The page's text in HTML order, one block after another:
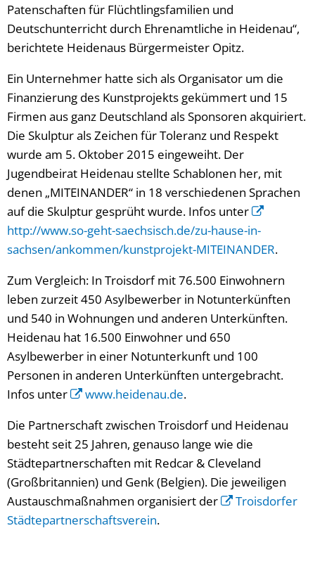
Patenschaften für Flüchtlingsfamilien und
Deutschunterricht durch Ehrenamtliche in Heidenau“,
berichtete Heidenaus Bürgermeister Opitz.
Ein Unternehmer hatte sich als Organisator um die
Finanzierung des Kunstprojekts gekümmert und 15
Firmen aus ganz Deutschland als Sponsoren akquiriert.
Die Skulptur als Zeichen für Toleranz und Respekt
wurde am 5. Oktober 2015 eingeweiht. Der
Jugendbeirat Heidenau stellte Schablonen her, mit
denen „MITEINANDER“ in 18 verschiedenen Sprachen
auf die Skulptur gesprüht wurde. Infos unter
http://www.so-geht-saechsisch.de/zu-hause-in-
sachsen/ankommen/kunstprojekt-MITEINANDER.
Zum Vergleich: In Troisdorf mit 76.500 Einwohnern
leben zurzeit 450 Asylbewerber in Notunterkünften
und 540 in Wohnungen und anderen Unterkünften.
Heidenau hat 16.500 Einwohner und 650
Asylbewerber in einer Notunterkunft und 100
Personen in anderen Unterkünften untergebracht.
Infos unter
www.heidenau.de.
Die Partnerschaft zwischen Troisdorf und Heidenau
besteht seit 25 Jahren, genauso lange wie die
Städtepartnerschaften mit Redcar & Cleveland
(Großbritannien) und Genk (Belgien). Die jeweiligen
Austauschmaßnahmen organisiert der
Troisdorfer
Städtepartnerschaftsverein.